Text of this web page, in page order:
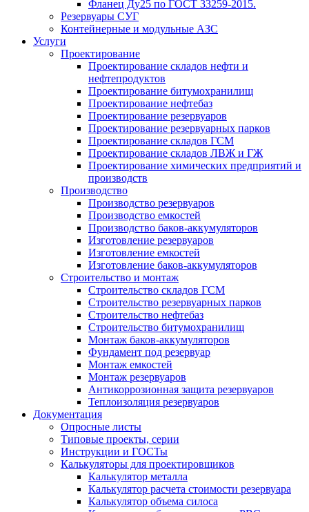
Фланец Ду25 по ГОСТ 33259-2015.
Резервуары СУГ
Контейнерные и модульные АЗС
Услуги
Проектирование
Проектирование складов нефти и
нефтепродуктов
Проектирование битумохранилищ
Проектирование нефтебаз
Проектирование резервуаров
Проектирование резервуарных парков
Проектирование складов ГСМ
Проектирование складов ЛВЖ и ГЖ
Проектирование химических предприятий и
производств
Производство
Производство резервуаров
Производство емкостей
Производство баков-аккумуляторов
Изготовление резервуаров
Изготовление емкостей
Изготовление баков-аккумуляторов
Строительство и монтаж
Строительство складов ГСМ
Строительство резервуарных парков
Строительство нефтебаз
Строительство битумохранилищ
Монтаж баков-аккумуляторов
Фундамент под резервуар
Монтаж емкостей
Монтаж резервуаров
Антикоррозионная защита резервуаров
Теплоизоляция резервуаров
Документация
Опросные листы
Типовые проекты, серии
Инструкции и ГОСТы
Калькуляторы для проектировщиков
Калькулятор металла
Калькулятор расчета стоимости резервуара
Калькулятор объема силоса